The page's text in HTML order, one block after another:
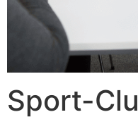
Sport-